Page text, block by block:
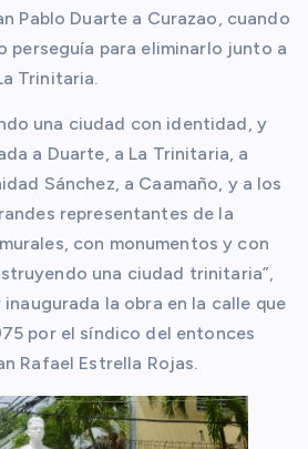
Pablo Duarte a Curazao, cuando
perseguía para eliminarlo junto a
Trinitaria.
una ciudad con identidad, y
a Duarte, a La Trinitaria, a
Sánchez, a Caamaño, y a los
representantes de la
con monumentos y con
una ciudad trinitaria”,
la obra en la calle que
por el síndico del entonces
Rafael Estrella Rojas.